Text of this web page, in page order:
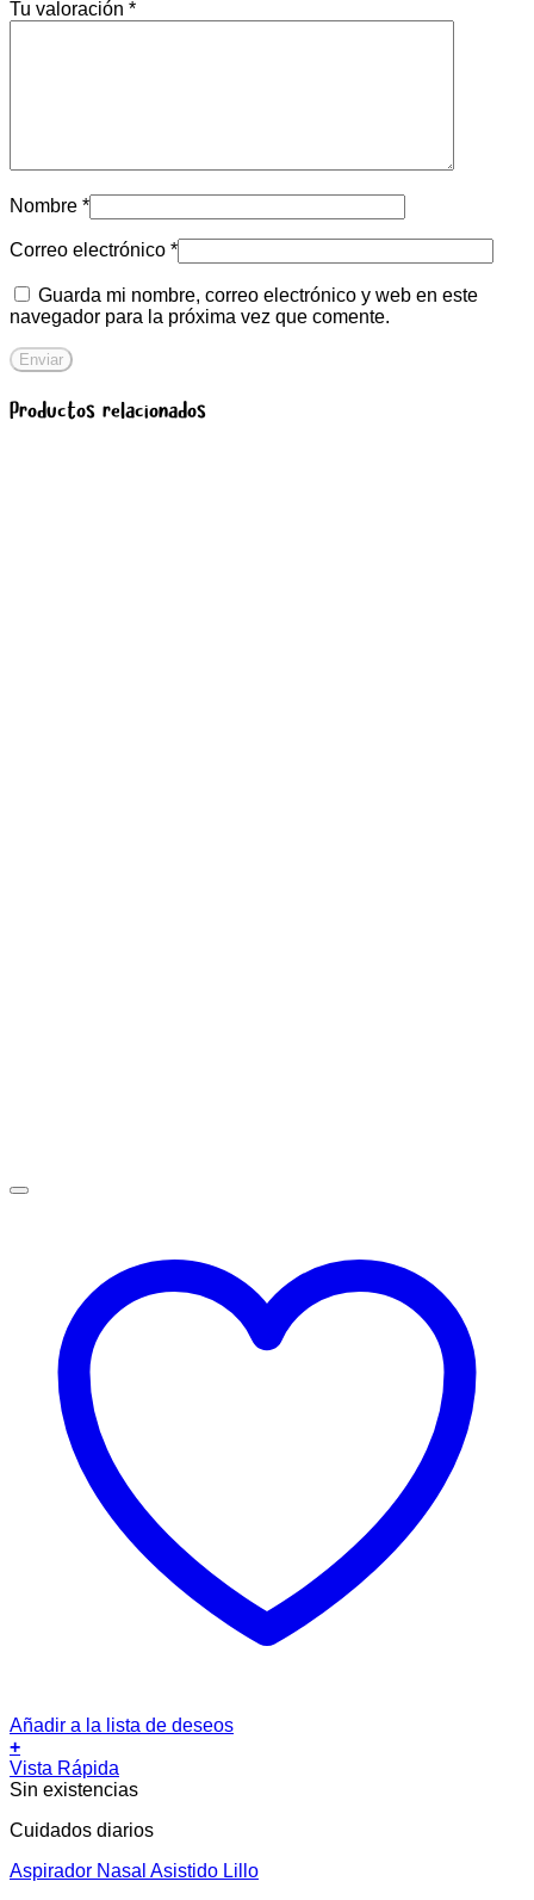
Tu valoración *
Nombre *
Correo electrónico *
Guarda mi nombre, correo electrónico y web en este
navegador para la próxima vez que comente.
Productos relacionados
Añadir a la lista de deseos
+
Vista Rápida
Sin existencias
Cuidados diarios
Aspirador Nasal Asistido Lillo